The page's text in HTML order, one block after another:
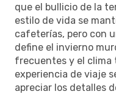
que el bullicio de la
estilo de vida se
cafeterías, pero con
define el invierno
frecuentes y el clima
experiencia de viaje
apreciar los detalles